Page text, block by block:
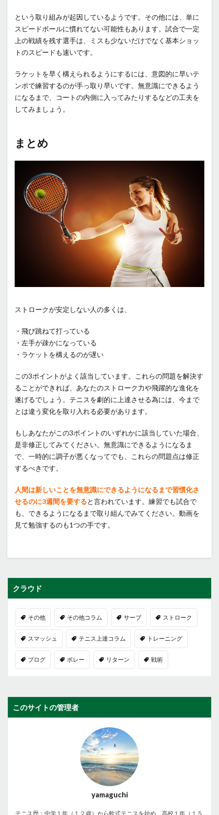
という取り組みが起因しているようです。その他には、単に
スピードボールに慣れてない可能性もあります。試合で一定
上の戦績を残す選手は、ミスも少ないだけでなく基本ショッ
トのスピードも速いです。
ラケットを早く構えられるようにするには、意図的に早いテ
ンポで練習するのが手っ取り早いです。無意識にできるよう
になるまで、コートの内側に入ってみたりするなどの工夫を
してみましょう。
まとめ
ストロークが安定しない人の多くは、
・飛び跳ねて打っている
・左手が疎かになっている
・ラケットを構えるのが遅い
この3ポイントがよく該当しています。これらの問題を解決す
ることができれば、あなたのストローク力や飛躍的な進化を
遂げるでしょう。テニスを劇的に上達させる為には、今まで
とは違う変化を取り入れる必要があります。
もしあなたがこの3ポイントのいずれかに該当していた場合、
是非修正してみてください。無意識にできるようになるま
で、一時的に調子が悪くなってでも、これらの問題点は修正
するべきです。
人間は新しいことを無意識にできるようになるまで習慣化さ
せるのに3週間を要すると言われています。練習でも試合で
も、できるようになるまで取り組んでみてください。動画を
見て勉強するのも1つの手です。
クラウド
その他 その他コラム サーブ ストローク
スマッシュ テニス上達コラム トレーニング
ブログ ボレー リターン 戦術
このサイトの管理者
yamaguchi
テニス歴：中学１年（１２歳）から軟式テニスを始め、高校１年（１５